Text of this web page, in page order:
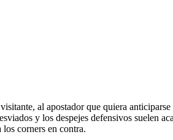
al apostador que quiera
y los despejes defensivos suelen
corners en contra.